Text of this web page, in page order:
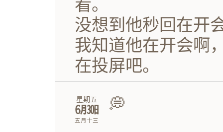
看。
没想到他秒回在开
我知道他在开会啊
在投屏吧。
星期五
㋅㏽
五月十三
💭